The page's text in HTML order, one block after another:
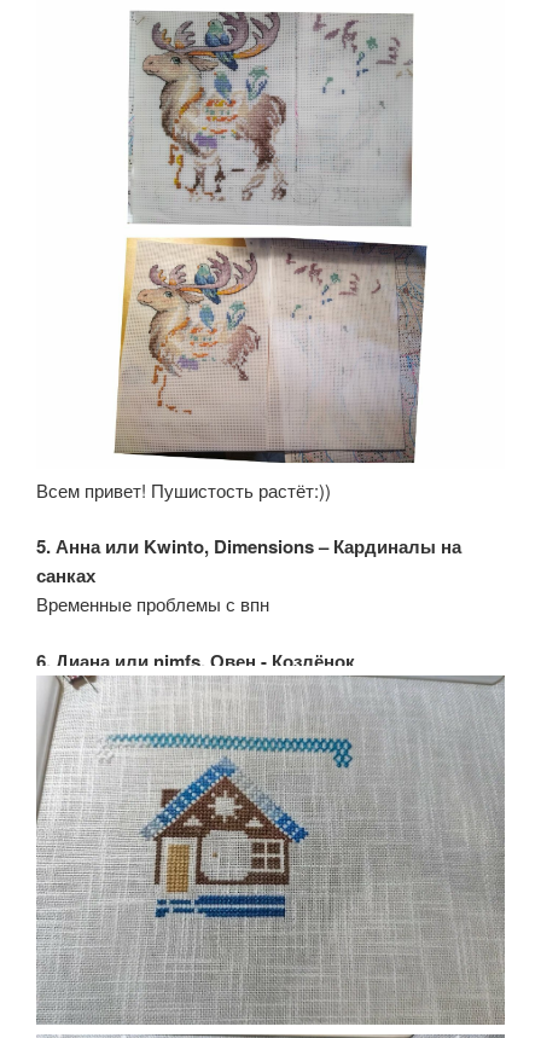
Всем привет! Пушистость растёт:))
5. Анна или Kwinto, Dimensions – Кардиналы на
санках
Временные проблемы с впн
6. Диана или nimfs, Овен - Козлёнок